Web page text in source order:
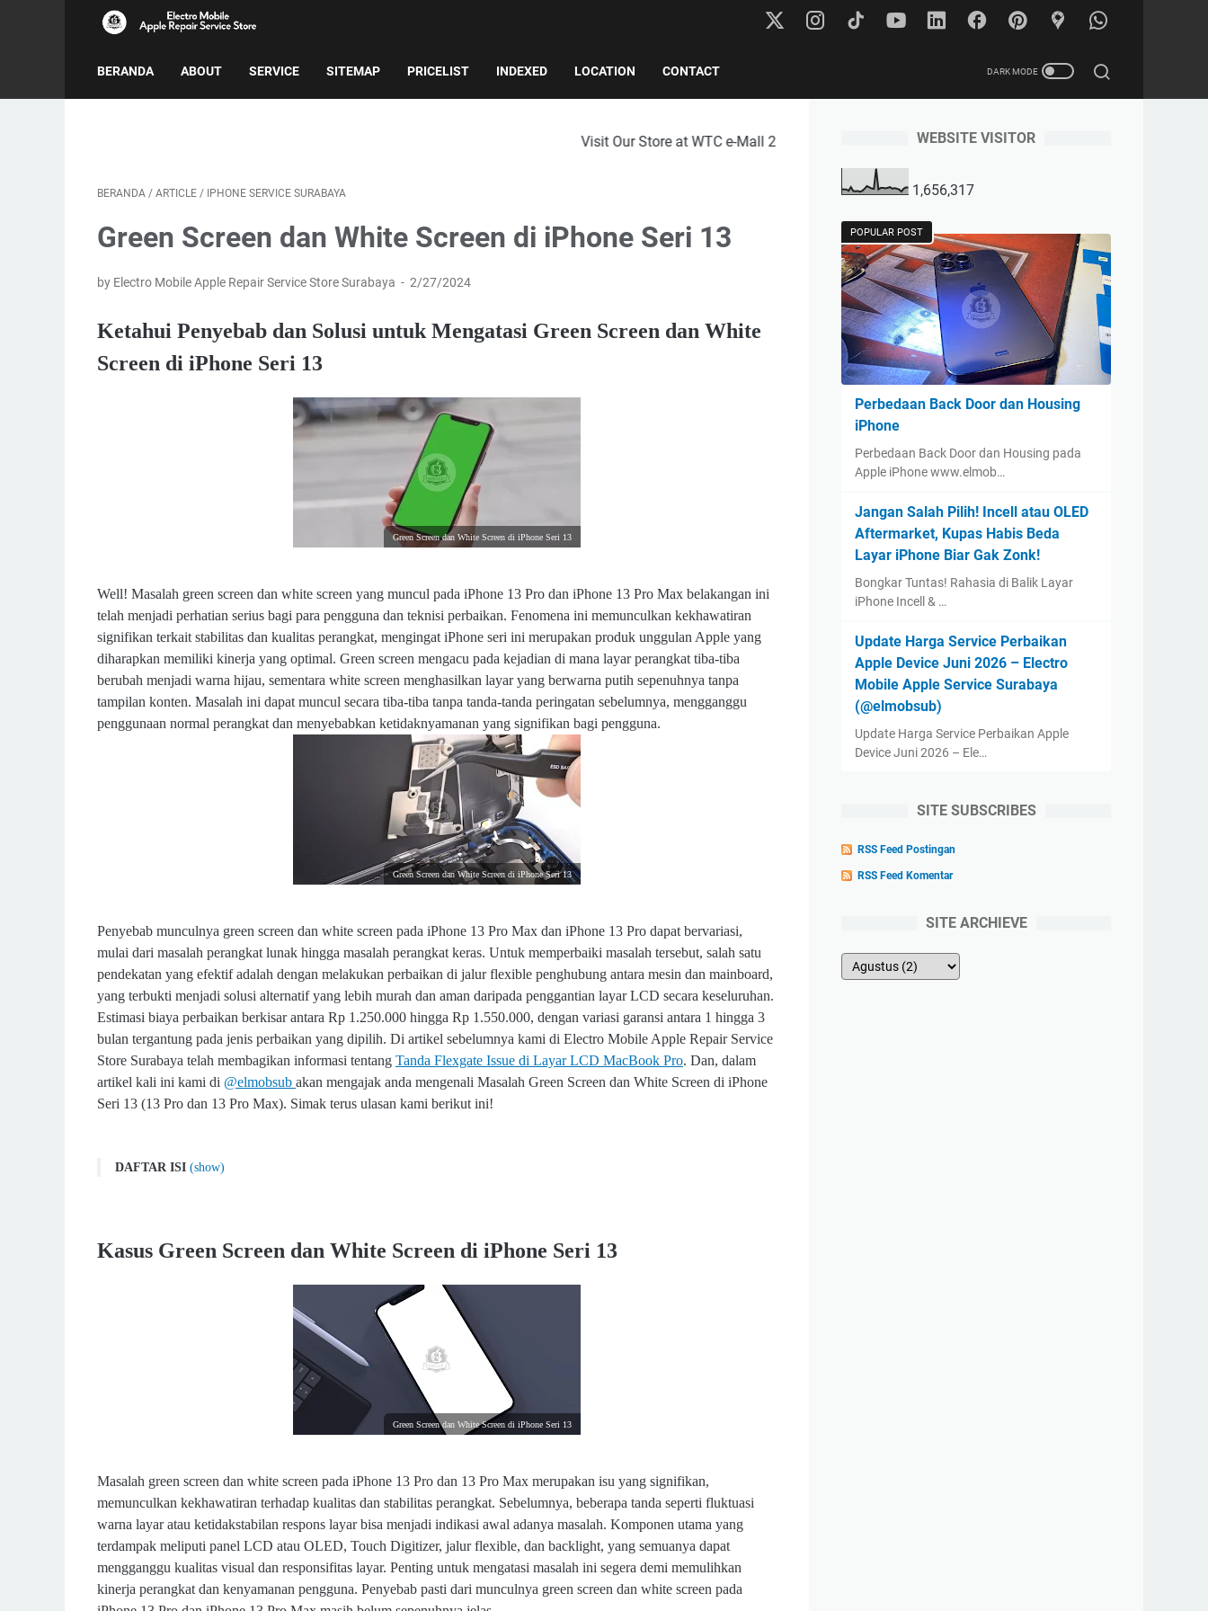
BERANDA ABOUT SERVICE SITEMAP PRICELIST INDEXED LOCATION CONTACT
Visit Our Store at WTC e-Mall 2nd Floor, No. 816, Surabaya City
BERANDA / ARTICLE / IPHONE SERVICE SURABAYA
Green Screen dan White Screen di iPhone Seri 13
by Electro Mobile Apple Repair Service Store Surabaya 2/27/2024
Ketahui Penyebab dan Solusi untuk Mengatasi Green Screen dan White
Screen di iPhone Seri 13
Green Screen dan White Screen di iPhone Seri 13
Well! Masalah green screen dan white screen yang muncul pada iPhone 13 Pro dan iPhone 13 Pro Max belakangan ini
telah menjadi perhatian serius bagi para pengguna dan teknisi perbaikan. Fenomena ini memunculkan kekhawatiran
signifikan terkait stabilitas dan kualitas perangkat, mengingat iPhone seri ini merupakan produk unggulan Apple yang
diharapkan memiliki kinerja yang optimal. Green screen mengacu pada kejadian di mana layar perangkat tiba-tiba
berubah menjadi warna hijau, sementara white screen menghasilkan layar yang berwarna putih sepenuhnya tanpa
tampilan konten. Masalah ini dapat muncul secara tiba-tiba tanpa tanda-tanda peringatan sebelumnya, mengganggu
penggunaan normal perangkat dan menyebabkan ketidaknyamanan yang signifikan bagi pengguna.
Green Screen dan White Screen di iPhone Seri 13
Penyebab munculnya green screen dan white screen pada iPhone 13 Pro Max dan iPhone 13 Pro dapat bervariasi,
mulai dari masalah perangkat lunak hingga masalah perangkat keras. Untuk memperbaiki masalah tersebut, salah satu
pendekatan yang efektif adalah dengan melakukan perbaikan di jalur flexible penghubung antara mesin dan mainboard,
yang terbukti menjadi solusi alternatif yang lebih murah dan aman daripada penggantian layar LCD secara keseluruhan.
Estimasi biaya perbaikan berkisar antara Rp 1.250.000 hingga Rp 1.550.000, dengan variasi garansi antara 1 hingga 3
bulan tergantung pada jenis perbaikan yang dipilih. Di artikel sebelumnya kami di Electro Mobile Apple Repair Service
Store Surabaya telah membagikan informasi tentang Tanda Flexgate Issue di Layar LCD MacBook Pro. Dan, dalam
artikel kali ini kami di @elmobsub akan mengajak anda mengenali Masalah Green Screen dan White Screen di iPhone
Seri 13 (13 Pro dan 13 Pro Max). Simak terus ulasan kami berikut ini!
DAFTAR ISI (show)
Komponen Layar
Kasus Green Screen dan White Screen di iPhone Seri 13
Green Screen dan White Screen di iPhone Seri 13
Masalah green screen dan white screen pada iPhone 13 Pro dan 13 Pro Max merupakan isu yang signifikan,
memunculkan kekhawatiran terhadap kualitas dan stabilitas perangkat. Sebelumnya, beberapa tanda seperti fluktuasi
warna layar atau ketidakstabilan respons layar bisa menjadi indikasi awal adanya masalah. Komponen utama yang
terdampak meliputi panel LCD atau OLED, Touch Digitizer, jalur flexible, dan backlight, yang semuanya dapat
mengganggu kualitas visual dan responsifitas layar. Penting untuk mengatasi masalah ini segera demi memulihkan
kinerja perangkat dan kenyamanan pengguna. Penyebab pasti dari munculnya green screen dan white screen pada
WEBSITE VISITOR
1,656,317
POPULAR POST
Perbedaan Back Door dan Housing
iPhone
Perbedaan Back Door dan Housing pada
Apple iPhone www.elmob…
Jangan Salah Pilih! Incell atau OLED
Aftermarket, Kupas Habis Beda
Layar iPhone Biar Gak Zonk!
Bongkar Tuntas! Rahasia di Balik Layar
iPhone Incell & …
Update Harga Service Perbaikan
Apple Device Juni 2026 – Electro
Mobile Apple Service Surabaya
(@elmobsub)
Update Harga Service Perbaikan Apple
Device Juni 2026 – Ele…
SITE SUBSCRIBES
RSS Feed Postingan
RSS Feed Komentar
SITE ARCHIEVE